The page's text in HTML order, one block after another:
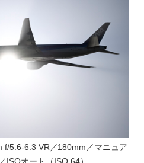
5.6-6.3 VR／180mm／マニュア